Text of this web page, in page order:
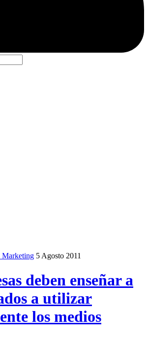
Marketing 5 Agosto 2011
deben enseñar a
a utilizar
los medios